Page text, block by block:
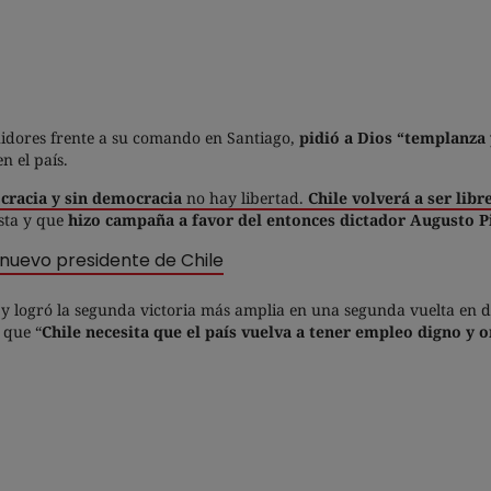
frente a su comando en Santiago, pidió a Dios
el país.
y sin democracia no hay libertad. Chile volverá a ser
y que hizo campaña a favor del entonces dictador Augusto
presidente de Chile
y logró la segunda victoria más amplia en una segunda vuelta
“Chile necesita que el país vuelva a tener empleo digno y